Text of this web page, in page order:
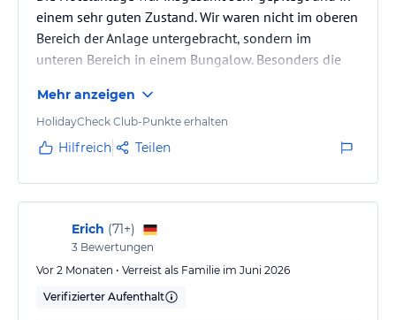
einem sehr guten Zustand. Wir waren nicht im oberen
Bereich der Anlage untergebracht, sondern im
unteren Bereich in einem Bungalow. Besonders die
Sicht die richtige Wahl, modern, ruhig gelegen und
direkt in Meernähe. Der Strand war sehr schön und
die gesamte Atmosphäre extrem entspannend. Auch
Direkt im Hotel haben wir außerdem problemlos für
einen Tag ein Auto gemietet,…
Mehr anzeigen
HolidayCheck Club-Punkte erhalten
Hilfreich Teilen
Erich (71+)
3 Bewertungen
Vor 2 Monaten • Verreist als Familie im Juni 2026
Verifizierter Aufenthalt